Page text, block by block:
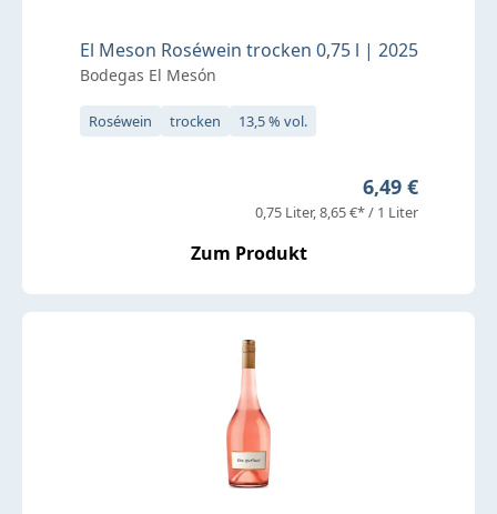
El Meson Roséwein trocken 0,75 l | 2025
Bodegas El Mesón
Roséwein trocken 13,5 % vol.
Regulärer
6,49 €
0,75 Liter 8,65 €* / 1 Liter
Zum Produkt